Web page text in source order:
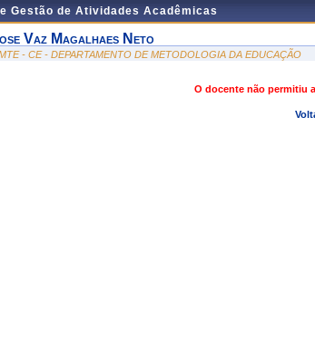
Gestão de Atividades Acadêmicas
Vaz Magalhaes Neto
- CE - DEPARTAMENTO DE METODOLOGIA DA EDUCAÇÃO
O docente não permitiu